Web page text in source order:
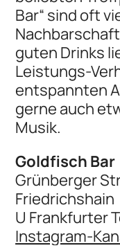
Bar“ sind oft
guten Drinks
Leistungs-
entspannten
gerne auch
Musik.
Goldfisch Bar
Grünberger
Friedrichshain
U Frankfurter
Instagram-